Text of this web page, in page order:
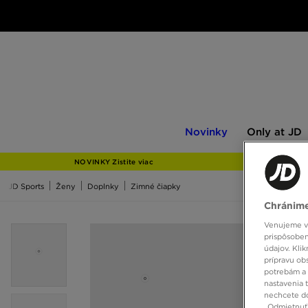
Novinky
at
JD
Only at JD
NOVINKY Zistite viac
JD Sports Ženy Doplnky Zimné čiapky
Venujeme
údajov.
prípravu
potrebám
nastavenia
nechcete